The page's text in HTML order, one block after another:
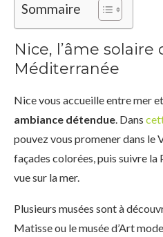
Sommaire
Nice, l’âme solaire
Méditerranée
Nice vous accueille entre mer
ambiance détendue. Dans
pouvez vous promener dans le
façades colorées, puis suivre la
vue sur la mer.
Plusieurs musées sont à
Matisse ou le musée d’Art